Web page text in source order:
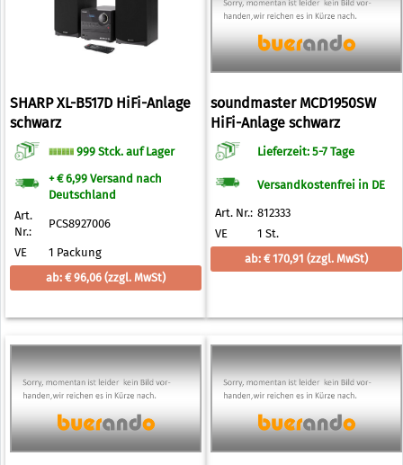
SHARP XL-B517D HiFi-Anlage
schwarz
999 Stck. auf Lager
+ € 6,99 Versand nach
Deutschland
Art.
Nr.:
PCS8927006
VE
1 Packung
ab: € 96,06 (zzgl. MwSt)
soundmaster MCD1950SW
HiFi-Anlage schwarz
Lieferzeit: 5-7 Tage
Versandkostenfrei in DE
Art. Nr.: 812333
VE
1 St.
ab: € 170,91 (zzgl. MwSt)